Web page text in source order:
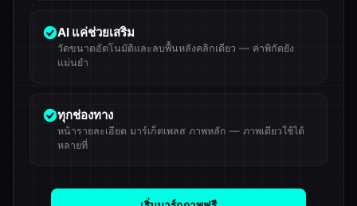
AI แค่ช่วยเสริม
วัดขนาดอัตโนมัติและลบพื้นหลังคลิกเดียว — ค่าพิกัดยัง
แม่นยำ
ทุกช่องทาง
หน้ารายละเอียด มาร์เก็ตเพลส ภาพหลัก — ภาพเดียวใช้ได้
หลายที่